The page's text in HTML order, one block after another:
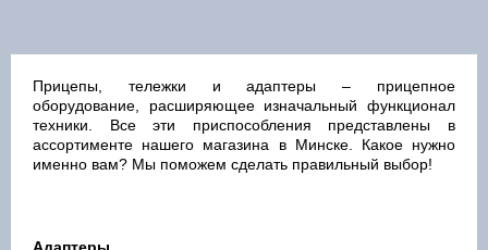
Прицепы, тележки и адаптеры – прицепное
оборудование, расширяющее изначальный функционал
техники. Все эти приспособления представлены в
ассортименте нашего магазина в Минске. Какое нужно
именно вам? Мы поможем сделать правильный выбор!